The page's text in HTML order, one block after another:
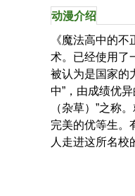
动漫介绍
《魔法高中的
术。已经使用了
被认为是国家的
中”，由成绩优
（杂草）”之称
完美的优等生。
人走进这所名校